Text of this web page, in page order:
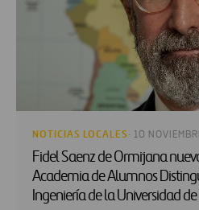
NOTICIAS LOCALES · 10
Fidel Saenz de Ormijana
Academia de Alumnos
Ingeniería de la Universidad